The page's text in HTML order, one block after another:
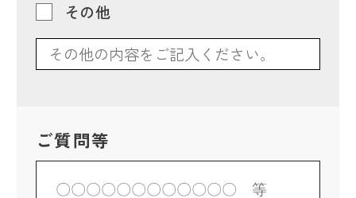
その他
ご質問等